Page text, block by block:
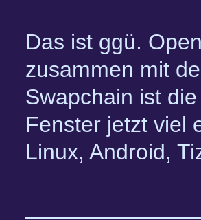
Das ist ggü.
zusammen mit
Swapchain ist
Fenster jetzt viel
Linux, Android,